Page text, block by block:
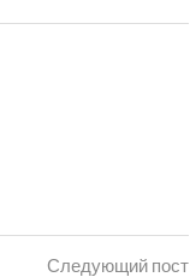
Следующий пост